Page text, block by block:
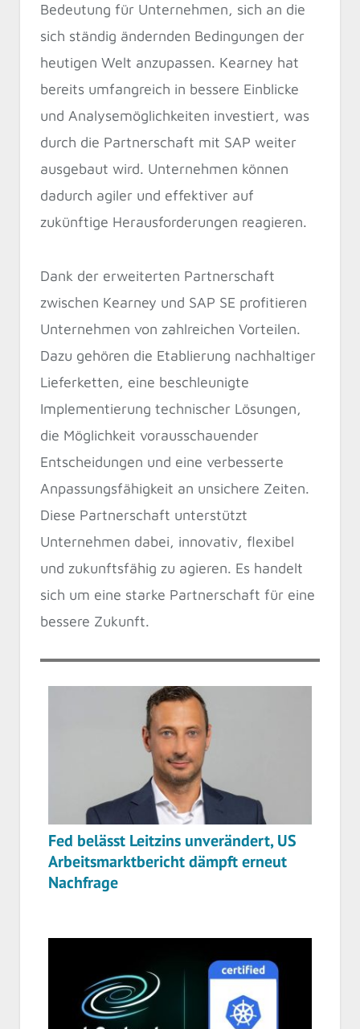
Bedeutung für Unternehmen, sich an die
sich ständig ändernden Bedingungen der
heutigen Welt anzupassen. Kearney hat
bereits umfangreich in bessere Einblicke
und Analysemöglichkeiten investiert, was
durch die Partnerschaft mit SAP weiter
ausgebaut wird. Unternehmen können
dadurch agiler und effektiver auf
zukünftige Herausforderungen reagieren.
Dank der erweiterten Partnerschaft
zwischen Kearney und SAP SE profitieren
Unternehmen von zahlreichen Vorteilen.
Dazu gehören die Etablierung nachhaltiger
Lieferketten, eine beschleunigte
Implementierung technischer Lösungen,
die Möglichkeit vorausschauender
Entscheidungen und eine verbesserte
Anpassungsfähigkeit an unsichere Zeiten.
Diese Partnerschaft unterstützt
Unternehmen dabei, innovativ, flexibel
und zukunftsfähig zu agieren. Es handelt
sich um eine starke Partnerschaft für eine
bessere Zukunft.
Fed belässt Leitzins unverändert, US
Arbeitsmarktbericht dämpft erneut
Nachfrage